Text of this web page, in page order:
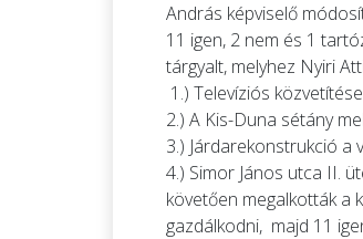
András képviselő
11 igen, 2 nem és 1
tárgyalt, melyhez Nyiri
1.) Televíziós
2.) A Kis-Duna sétány
3.) Járdarekonstrukció a
4.) Simor János utca II.
követően megalkották a
gazdálkodni, majd 11